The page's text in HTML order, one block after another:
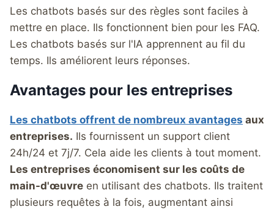
Les chatbots basés sur des règles sont faciles à
mettre en place. Ils fonctionnent bien pour les FAQ.
Les chatbots basés sur l'IA apprennent au fil du
temps. Ils améliorent leurs réponses.
Avantages pour les entreprises
Les chatbots offrent de nombreux avantages aux
entreprises. Ils fournissent un support client
24h/24 et 7j/7. Cela aide les clients à tout moment.
Les entreprises économisent sur les coûts de
main-d'œuvre en utilisant des chatbots. Ils traitent
plusieurs requêtes à la fois, augmentant ainsi